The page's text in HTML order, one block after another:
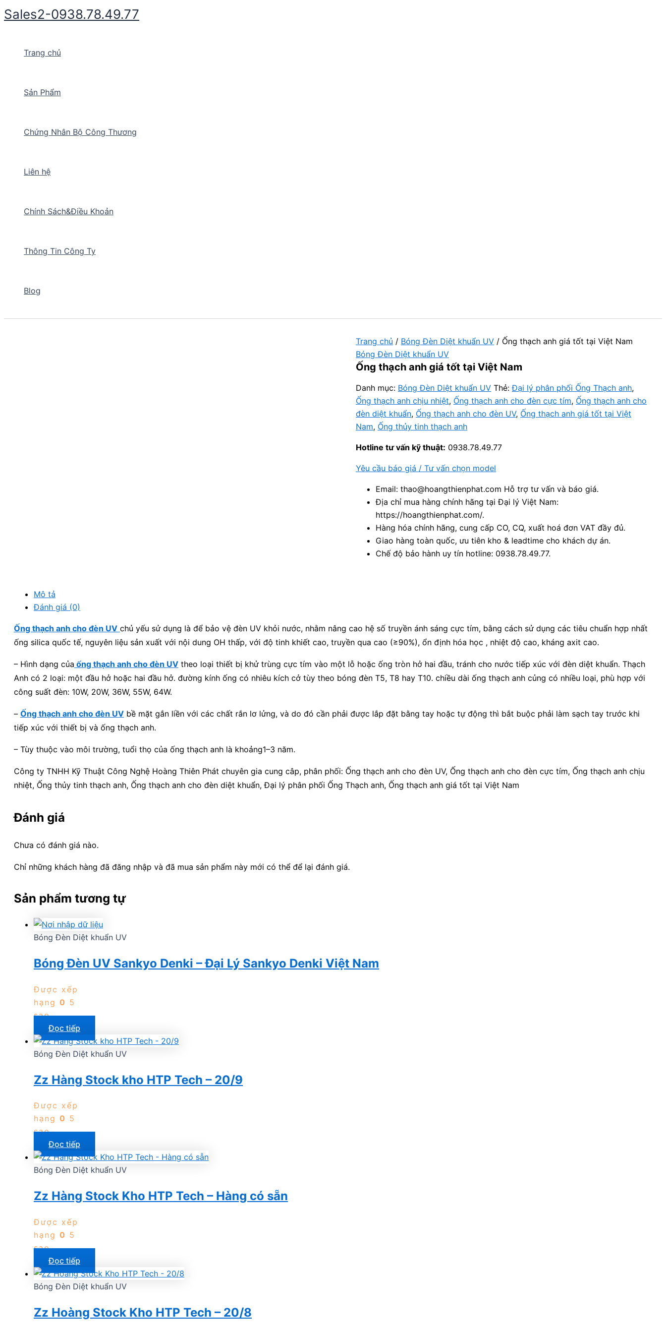
Nhảy
tới
Sales2-0938.78.49.77
Trang chủ
Sản Phẩm
Chứng Nhân Bộ Công Thương
Liên hệ
Chính Sách&Điều Khoản
Thông Tin Công Ty
Blog
Trang chủ / Bóng Đèn Diệt khuẩn UV / Ống thạch anh giá tốt tại Việt Nam
Bóng Đèn Diệt khuẩn UV
Ống thạch anh giá tốt tại Việt Nam
Danh mục: Bóng Đèn Diệt khuẩn UV Thẻ:Đại lý phân phối Ống Thạch anh,
Ống thạch anh chịu nhiệt, Ống thạch anh cho đèn cực tím, Ống thạch anh cho
đèn diệt khuẩn, Ống thạch anh cho đèn UV, Ống thạch anh giá tốt tại Việt
Nam, Ống thủy tinh thạch anh
Hotline tư vấn kỹ thuật: 0938.78.49.77
Yêu cầu báo giá / Tư vấn chọn model
Email: thao@hoangthienphat.com Hỗ trợ tư vấn và báo giá.
Địa chỉ mua hàng chính hãng tại Đại lý Việt Nam:
https://hoangthienphat.com/.
Hàng hóa chính hãng, cung cấp CO, CQ, xuất hoá đơn VAT đầy đủ.
Giao hàng toàn quốc, ưu tiên kho & leadtime cho khách dự án.
Chế độ bảo hành uy tín hotline: 0938.78.49.77.
Mô tả
Đánh giá (0)
Ống thạch anh cho đèn UV chủ yếu sử dụng là để bảo vệ đèn UV khỏi nước, nhằm nâng cao hệ số truyền ánh sáng cực tím, bằng cách sử dụng các tiêu chuẩn hợp nhất
ống silica quốc tế, nguyên liệu sản xuất với nội dung OH thấp, với độ tinh khiết cao, truyền qua cao (≥90%), ổn định hóa học , nhiệt độ cao, kháng axit cao.
– Hình dạng của ống thạch anh cho đèn UV theo loại thiết bị khử trùng cực tím vào một lỗ hoặc ống tròn hở hai đầu, tránh cho nước tiếp xúc với đèn diệt khuẩn. Thạch
Anh có 2 loại: một đầu hở hoặc hai đầu hở. đường kính ống có nhiêu kích cở tùy theo bóng đèn T5, T8 hay T10. chiều dài ống thạch anh củng có nhiều loại, phù hợp với
công suất đèn: 10W, 20W, 36W, 55W, 64W.
– Ống thạch anh cho đèn UV bề mặt gắn liền với các chất rắn lơ lửng, và do đó cần phải được lắp đặt bằng tay hoặc tự động thì bắt buộc phải làm sạch tay trước khi
tiếp xúc với thiết bị và ống thạch anh.
– Tùy thuộc vào môi trường, tuổi thọ của ống thạch anh là khoảng1–3 năm.
Công ty TNHH Kỹ Thuật Công Nghệ Hoàng Thiên Phát chuyên gia cung câp, phân phối: Ống thạch anh cho đèn UV, Ống thạch anh cho đèn cực tím, Ống thạch anh chịu
nhiệt, Ống thủy tinh thạch anh, Ống thạch anh cho đèn diệt khuẩn, Đại lý phân phối Ống Thạch anh, Ống thạch anh giá tốt tại Việt Nam
Đánh giá
Chưa có đánh giá nào.
Chỉ những khách hàng đã đăng nhập và đã mua sản phẩm này mới có thể để lại đánh giá.
Sản phẩm tương tự
Bóng Đèn Diệt khuẩn UV
Bóng Đèn UV Sankyo Denki – Đại Lý Sankyo Denki Việt Nam
Được xếp
hạng 0 5
sao
Đọc tiếp
Bóng Đèn Diệt khuẩn UV
Zz Hàng Stock kho HTP Tech – 20/9
Được xếp
hạng 0 5
sao
Đọc tiếp
Bóng Đèn Diệt khuẩn UV
Zz Hàng Stock Kho HTP Tech – Hàng có sẵn
Được xếp
hạng 0 5
sao
Đọc tiếp
Bóng Đèn Diệt khuẩn UV
Zz Hoàng Stock Kho HTP Tech – 20/8